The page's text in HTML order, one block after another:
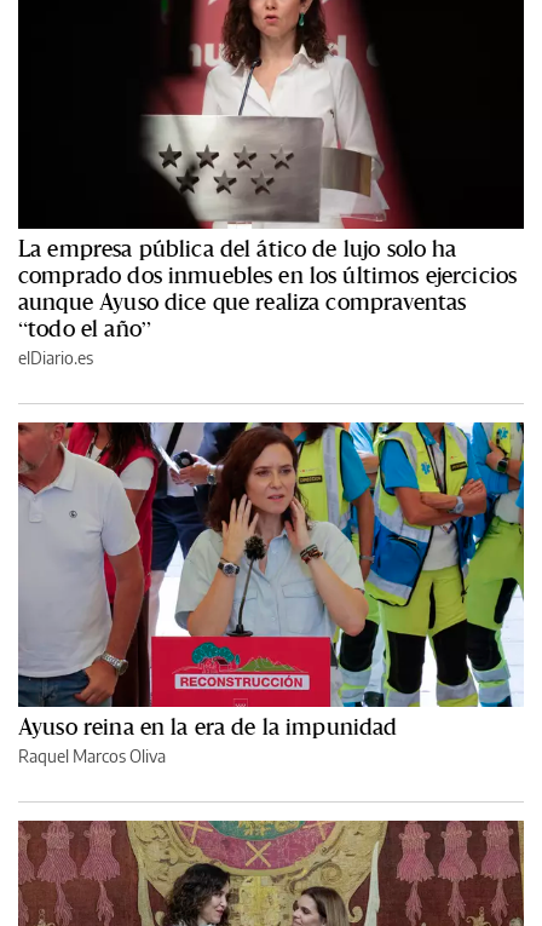
La empresa pública del ático de lujo solo ha
comprado dos inmuebles en los últimos ejercicios
aunque Ayuso dice que realiza compraventas
“todo el año”
elDiario.es
Ayuso reina en la era de la impunidad
Raquel Marcos Oliva